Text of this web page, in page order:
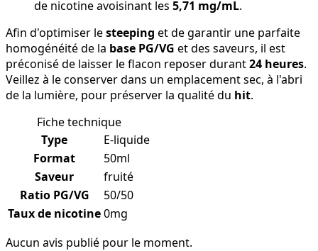
de nicotine avoisinant les 5,71 mg/mL.
Afin d'optimiser lesteeping et de garantir une parfaite
homogénéité de la base PG/VG et des saveurs, il est
préconisé de laisser le flacon reposer durant24 heures.
Veillez à le conserver dans un emplacement sec, à l'abri
de la lumière, pour préserver la qualité du hit.
Fiche technique
Type
E-liquide
Format
50ml
Saveur
fruité
Ratio PG/VG
50/50
Taux de nicotine0mg
Aucun avis publié pour le moment.